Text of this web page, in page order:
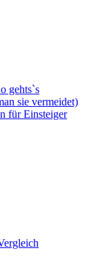
gehts`s
sie vermeidet)
für Einsteiger